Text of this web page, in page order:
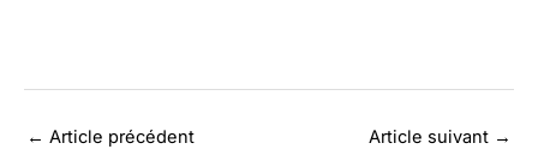
← Article précédent Article suivant →